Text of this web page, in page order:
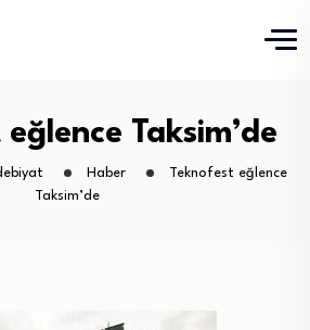
Taksim’de
Haber
Teknofest eğlence
Taksim’de